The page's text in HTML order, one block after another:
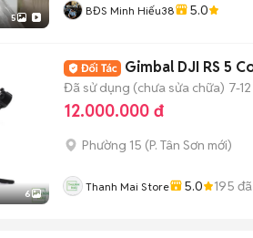
5 BĐS Minh Hiếu38 5.0
6
Gimbal DJI RS 5
Đã sử dụng (chưa sửa chữa) 7-
12.000.000 đ
Phường 15 (P. Tân Sơn mới)
Thanh Mai Store 5.0 195